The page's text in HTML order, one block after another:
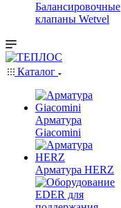
Балансировочные
клапаны Wetvel
Каталог
Арматура
Giacomini
Арматура HERZ